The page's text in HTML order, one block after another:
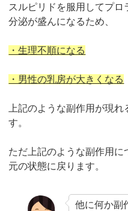
スルピリドを服用してプ
分泌が盛んになるため、
・生理不順になる
・男性の乳房が大きくなる
上記のような副作用が現
す。
ただ上記のような副作用
元の状態に戻ります。
他に何か副